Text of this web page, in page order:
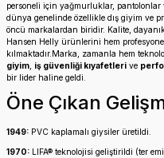
personeli için yağmurluklar, pantolonlar
dünya genelinde özellikle dış giyim ve
öncü markalardan biridir. Kalite,
Hansen Helly ürünlerini hem
kılmaktadır.Marka, zamanla hem
giyim iş güvenliği kıyafetleri ve
bir lider haline geldi.
Öne Çıkan
1949: PVC kaplamalı giysiler üretildi.
1970: LIFA® teknolojisi geliştirildi (ter